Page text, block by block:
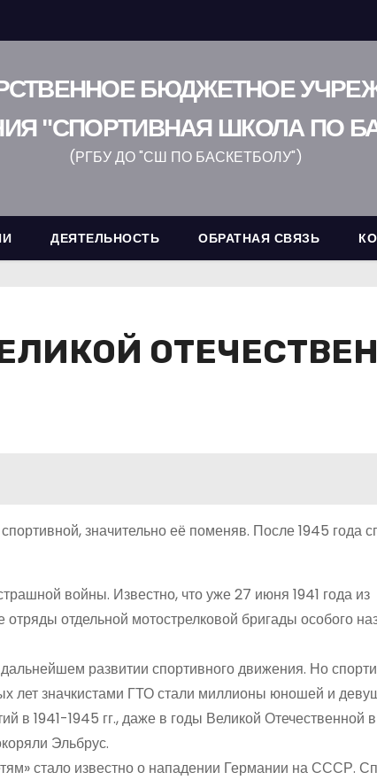
БЮДЖЕТНОЕ
"СПОРТИВНАЯ ШКОЛА ПО
(РГБУ ДО "СШ ПО БАСКЕТБОЛУ")
ДЕЯТЕЛЬНОСТЬ ОБРАТНАЯ СВЯЗЬ
значительно её поменяв. После 1945 года
войны. Известно, что уже 27 июня 1941 года из
отдельной мотострелковой бригады особого
развитии спортивного движения. Но
лет значкистами ГТО стали миллионы юношей и
в 1941-1945 гг., даже в годы Великой Отечественной
Эльбрус.
стало известно о нападении Германии на СССР.